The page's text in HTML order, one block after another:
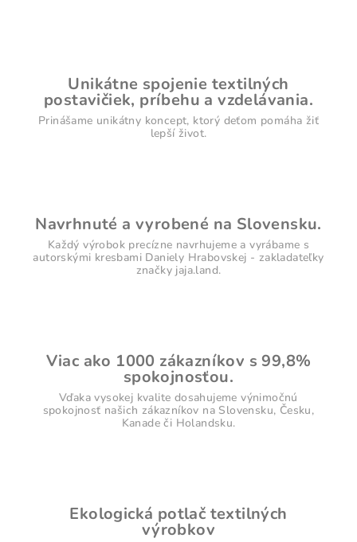
Unikátne spojenie textilných
postavičiek, príbehu a vzdelávania.
Prinášame unikátny koncept, ktorý deťom pomáha žiť
lepší život.
Navrhnuté a vyrobené na Slovensku.
Každý výrobok precízne navrhujeme a vyrábame s
autorskými kresbami Daniely Hrabovskej - zakladateľky
značky jaja.land.
Viac ako 1000 zákazníkov s 99,8%
spokojnosťou.
Vďaka vysokej kvalite dosahujeme výnimočnú
spokojnosť našich zákazníkov na Slovensku, Česku,
Kanade či Holandsku.
Ekologická potlač textilných
výrobkov